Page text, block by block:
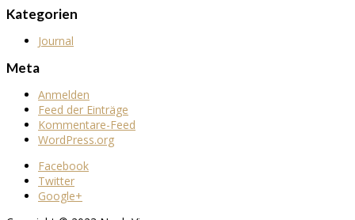
Kategorien
Journal
Meta
Anmelden
Feed der Einträge
Kommentare-Feed
WordPress.org
Facebook
Twitter
Google+